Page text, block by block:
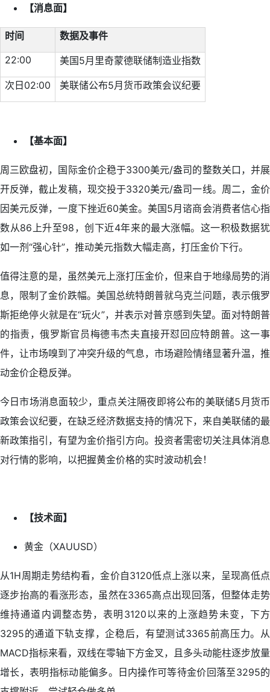
【消息面】
时间
数据及事件
22:00
美国5月里奇蒙德联储制造业指数
次日02:00 美联储公布5月货币政策会议纪要
【基本面】
周三欧盘初，国际金价企稳于3300美元/盎司的整数关口，并展
开反弹，截止发稿，现交投于3320美元/盎司一线。周二，金价
因美元反弹，一度下挫近60美金。美国5月谘商会消费者信心指
数从86上升至98，创下近4年来的最大涨幅。这一积极数据犹
如一剂“强心针”，推动美元指数大幅走高，打压金价下行。
值得注意的是，虽然美元上涨打压金价，但来自于地缘局势的消
息，限制了金价跌幅。美国总统特朗普就乌克兰问题，表示俄罗
斯拒绝停火就是在“玩火”，并表示对普京感到失望。面对特朗普
的指责，俄罗斯官员梅德韦杰夫直接开怼回应特朗普。这一事
件，让市场嗅到了冲突升级的气息，市场避险情绪显著升温，推
动金价企稳反弹。
今日市场消息面较少，重点关注隔夜即将公布的美联储5月货币
政策会议纪要，在缺乏经济数据支持的情况下，来自美联储的最
新政策指引，有望为金价指引方向。投资者需密切关注具体消息
对行情的影响，以把握黄金价格的实时波动机会！
【技术面】
黄金（XAUUSD）
从1H周期走势结构看，金价自3120低点上涨以来，呈现高低点
逐步抬高的看涨形态，虽然在3365高点出现回落，但整体走势
维持通道内调整态势，表明3120以来的上涨趋势未变，下方
3295的通道下轨支撑，企稳后，有望测试3365前高压力。从
MACD指标来看，双线在零轴下方金叉，且多头动能柱逐步放量
增长，表明指标动能偏多。日内操作可等待金价回落至3295的